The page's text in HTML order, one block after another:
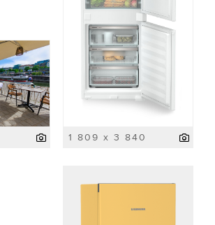
1 809 x 3 840